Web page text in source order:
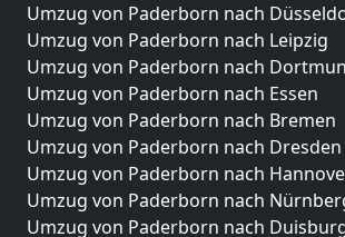
Umzug von Paderborn nach
Umzug von Paderborn nach Leipzig
Umzug von Paderborn nach
Umzug von Paderborn nach Essen
Umzug von Paderborn nach Bremen
Umzug von Paderborn nach Dresden
Umzug von Paderborn nach
Umzug von Paderborn nach
Umzug von Paderborn nach